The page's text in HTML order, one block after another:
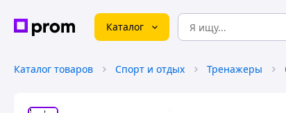
Каталог
Каталог товаров Спорт и отдых Тренажеры